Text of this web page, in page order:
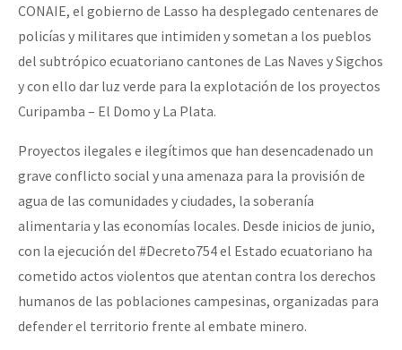
CONAIE, el gobierno de Lasso ha desplegado centenares de
policías y militares que intimiden y sometan a los pueblos
del subtrópico ecuatoriano cantones de Las Naves y Sigchos
y con ello dar luz verde para la explotación de los proyectos
Curipamba – El Domo y La Plata.
Proyectos ilegales e ilegítimos que han desencadenado un
grave conflicto social y una amenaza para la provisión de
agua de las comunidades y ciudades, la soberanía
alimentaria y las economías locales. Desde inicios de junio,
con la ejecución del #Decreto754 el Estado ecuatoriano ha
cometido actos violentos que atentan contra los derechos
humanos de las poblaciones campesinas, organizadas para
defender el territorio frente al embate minero.